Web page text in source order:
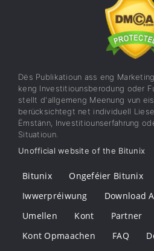
Dës Publikatioun ass eng
keng Investitiounsberodung oder
stellt d'allgemeng Meenung vun
berücksichtegt net individuell
Ëmstänn, Investitiounserfahrung
Situatioun.
Unofficial website of the Bitunix
Bitunix Ongeféier Bitunix
Iwwerpréiwung
Download
Umellen
Kont Partner
Kont Opmaachen
FAQ